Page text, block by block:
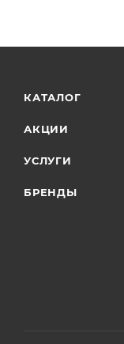
КАТАЛОГ
АКЦИИ
УСЛУГИ
БРЕНДЫ